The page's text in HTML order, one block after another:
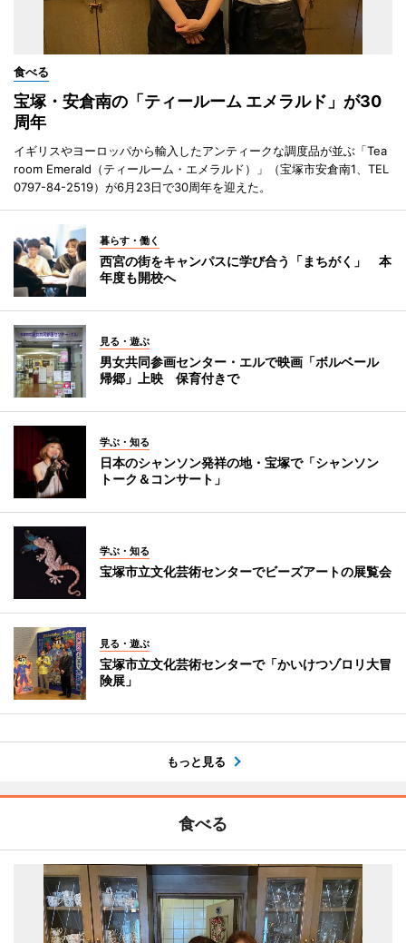
食べる
宝塚・安倉南の「ティールーム エメラルド」が30
周年
イギリスやヨーロッパから輸入したアンティークな調度品が並ぶ「Tea
room Emerald（ティールーム・エメラルド）」（宝塚市安倉南1、TEL
0797-84-2519）が6月23日で30周年を迎えた。
暮らす・働く
西宮の街をキャンパスに学び合う「まちがく」 本
年度も開校へ
見る・遊ぶ
男女共同参画センター・エルで映画「ボルベール
帰郷」上映 保育付きで
学ぶ・知る
日本のシャンソン発祥の地・宝塚で「シャンソン
トーク＆コンサート」
学ぶ・知る
宝塚市立文化芸術センターでビーズアートの展覧会
見る・遊ぶ
宝塚市立文化芸術センターで「かいけつゾロリ大冒
険展」
もっと見る
食べる